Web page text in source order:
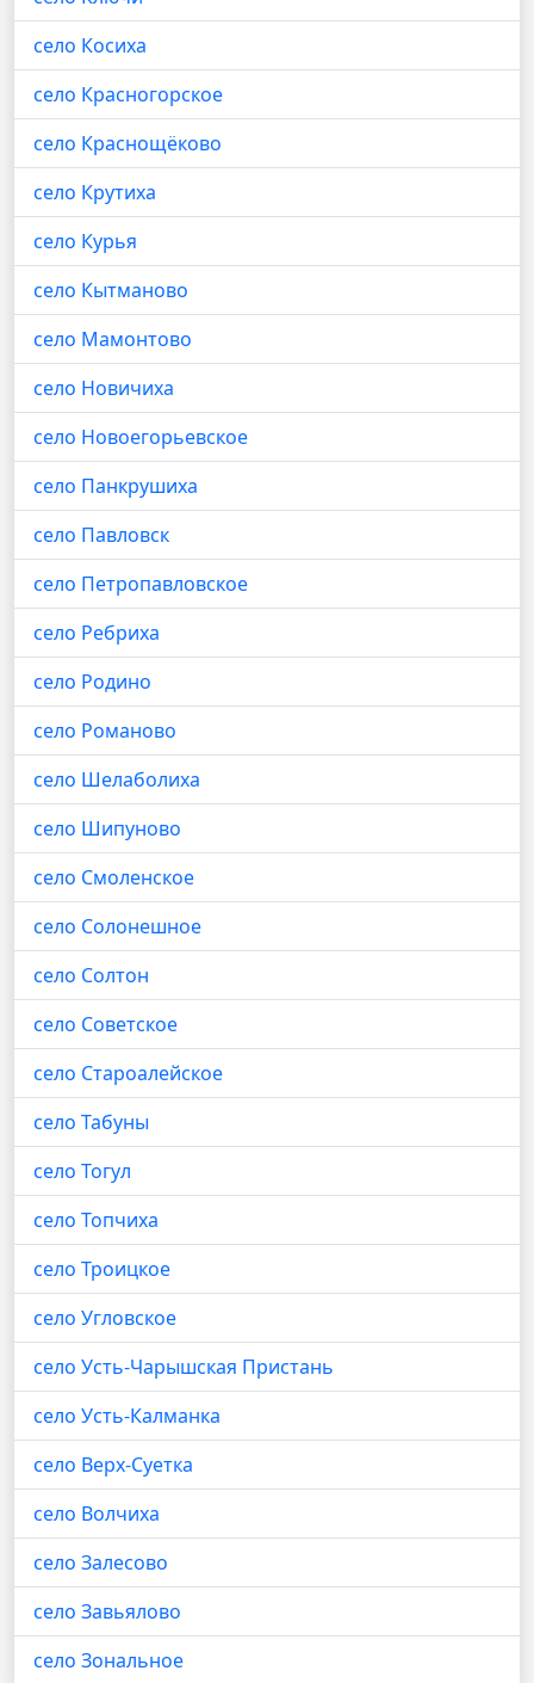
село Косиха
село Красногорское
село Краснощёково
село Крутиха
село Курья
село Кытманово
село Мамонтово
село Новичиха
село Новоегорьевское
село Панкрушиха
село Павловск
село Петропавловское
село Ребриха
село Родино
село Романово
село Шелаболиха
село Шипуново
село Смоленское
село Солонешное
село Солтон
село Советское
село Староалейское
село Табуны
село Тогул
село Топчиха
село Троицкое
село Угловское
село Усть-Чарышская Пристань
село Усть-Калманка
село Верх-Суетка
село Волчиха
село Залесово
село Завьялово
село Зональное